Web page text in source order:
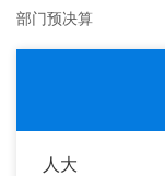
部门预决算
人大